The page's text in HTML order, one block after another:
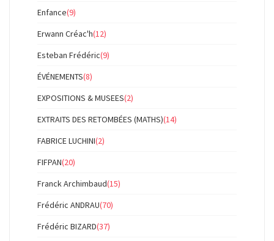
Enfance(9)
Erwann Créac'h(12)
Esteban Frédéric(9)
ÉVÉNEMENTS(8)
EXPOSITIONS & MUSEES(2)
EXTRAITS DES RETOMBÉES (MATHS)(14)
FABRICE LUCHINI(2)
FIFPAN(20)
Franck Archimbaud(15)
Frédéric ANDRAU(70)
Frédéric BIZARD(37)